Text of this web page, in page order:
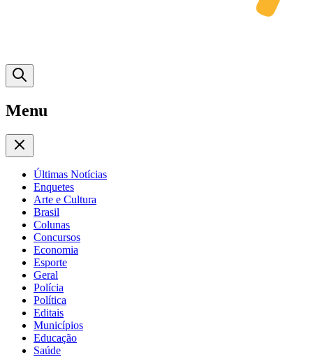
Menu
Últimas Notícias
Enquetes
Arte e Cultura
Brasil
Colunas
Concursos
Economia
Esporte
Geral
Polícia
Política
Editais
Municípios
Educação
Saúde